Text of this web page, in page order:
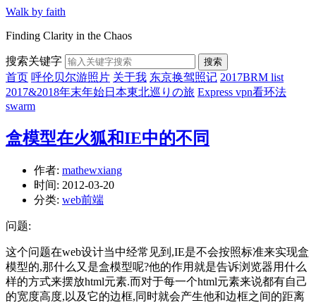
Walk by faith
Finding Clarity in the Chaos
搜索关键字 搜索
首页 呼伦贝尔游照片 关于我 东京换驾照记 2017BRM list
2017&2018年末年始日本東北巡りの旅 Express vpn看环法
swarm
盒模型在火狐和IE中的不同
作者: mathewxiang
时间: 2012-03-20
分类: web前端
问题:
这个问题在web设计当中经常见到,IE是不会按照标准来实现盒
模型的,那什么又是盒模型呢?他的作用就是告诉浏览器用什么
样的方式来摆放html元素.而对于每一个html元素来说都有自己
的宽度高度,以及它的边框,同时就会产生他和边框之间的距离